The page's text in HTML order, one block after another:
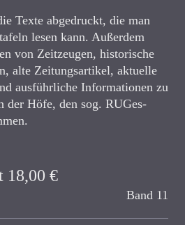
Texte abgedruckt, die man
lesen kann. Außerdem
von Zeitzeugen, historische
alte Zeitungsartikel, aktuelle
ausführliche Informationen zu
der Höfe, den sog. RUGes-
18,00 €
Band 11